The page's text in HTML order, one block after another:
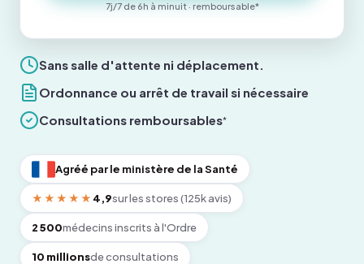
Sans salle d'attente ni déplacement.
Ordonnance ou arrêt de travail si nécessaire
Consultations remboursables*
Agréé par le ministère de la Santé
★★★★★ 4,9sur les stores (125k avis)
2 500médecins inscrits à l'Ordre
10 millionsde consultations
7j/7 de 6h à minuit · remboursable*